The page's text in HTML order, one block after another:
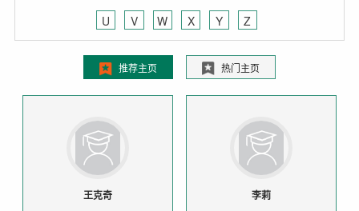
U
V W X Y Z
推荐主页 热门主页
王克奇 李莉